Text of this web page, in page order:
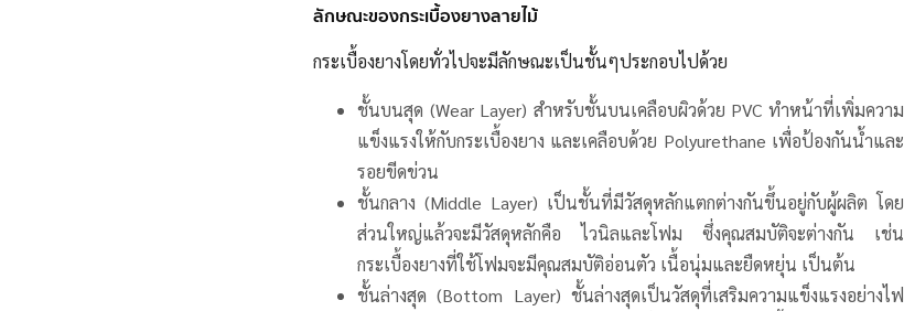
ลักษณะของกระเบื้องยางลายไม้
กระเบื้องยางโดยทั่วไปจะมีลักษณะเป็นชั้นๆประกอบไปด้วย
ชั้นบนสุด (Wear Layer) สำหรับชั้นบนเคลือบผิวด้วย PVC ทำหน้าที่เพิ่มความ
แข็งแรงให้กับกระเบื้องยาง และเคลือบด้วย Polyurethane เพื่อป้องกันน้ำและ
รอยขีดข่วน
ชั้นกลาง (Middle Layer) เป็นชั้นที่มีวัสดุหลักแตกต่างกันขึ้นอยู่กับผู้ผลิต โดย
ส่วนใหญ่แล้วจะมีวัสดุหลักคือ ไวนิลและโฟม ซึ่งคุณสมบัติจะต่างกัน เช่น
กระเบื้องยางที่ใช้โฟมจะมีคุณสมบัติอ่อนตัว เนื้อนุ่มและยืดหยุ่น เป็นต้น
ชั้นล่างสุด (Bottom Layer) ชั้นล่างสุดเป็นวัสดุที่เสริมความแข็งแรงอย่างไฟ